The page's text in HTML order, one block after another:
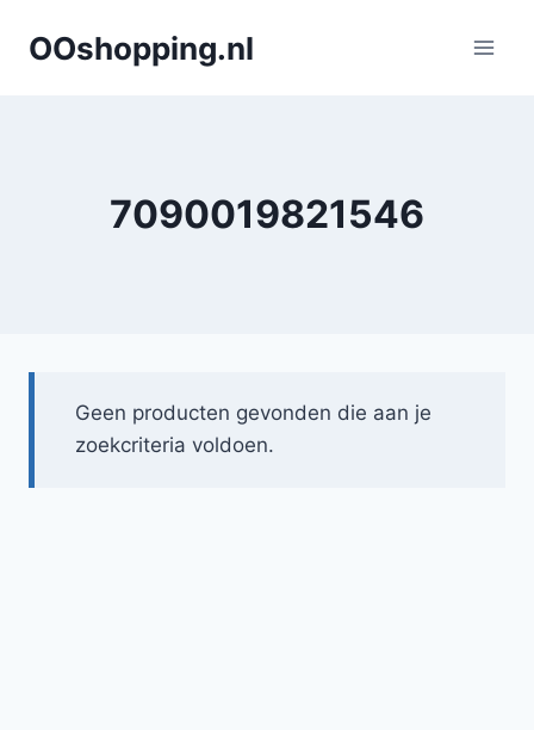
naarOOshopping.nl
7090019821546
Geen producten gevonden die aan je
zoekcriteria voldoen.